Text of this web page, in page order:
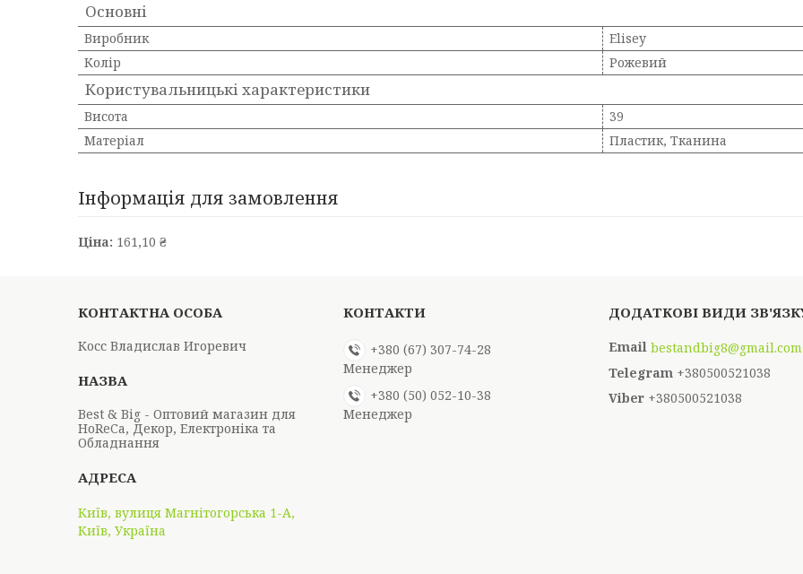
Основні
Виробник
Elisey
Колір
Рожевий
Користувальницькі характеристики
Висота
39
Матеріал
Пластик, Тканина
Інформація для замовлення
Ціна: 161,10 ₴
Косс Владислав Игоревич
Best & Big - Оптовий магазин для
HoReCa, Декор, Електроніка та
Обладнання
Київ, вулиця Магнітогорська 1-А,
Київ, Україна
+380 (67) 307-74-28
Менеджер
+380 (50) 052-10-38
Менеджер
bestandbig8@gmail.com
+380500521038
+380500521038